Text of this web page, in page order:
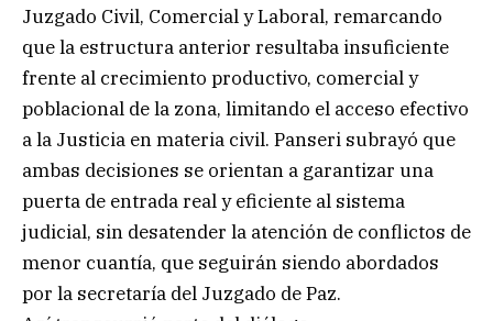
Juzgado Civil, Comercial y Laboral, remarcando
que la estructura anterior resultaba insuficiente
frente al crecimiento productivo, comercial y
poblacional de la zona, limitando el acceso efectivo
a la Justicia en materia civil. Panseri subrayó que
ambas decisiones se orientan a garantizar una
puerta de entrada real y eficiente al sistema
judicial, sin desatender la atención de conflictos de
menor cuantía, que seguirán siendo abordados
por la secretaría del Juzgado de Paz.